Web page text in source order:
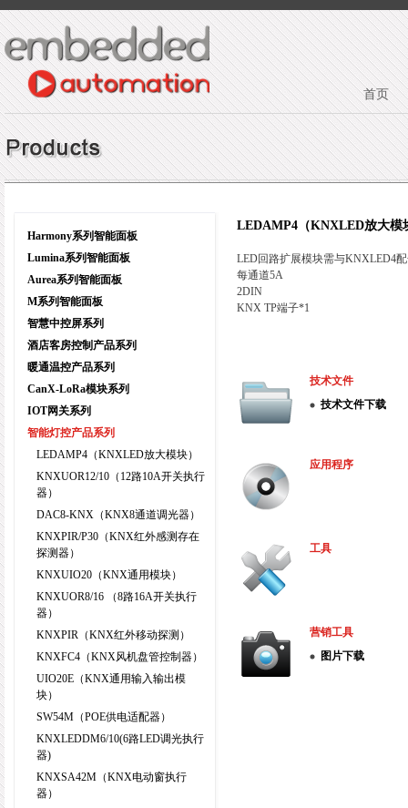
首页
Harmony系列智能面板
Lumina系列智能面板
Aurea系列智能面板
M系列智能面板
智慧中控屏系列
酒店客房控制产品系列
暖通温控产品系列
CanX-LoRa模块系列
IOT网关系列
智能灯控产品系列
LEDAMP4（KNXLED放大模块）
KNXUOR12/10（12路10A开关执行
器）
DAC8-KNX（KNX8通道调光器）
KNXPIR/P30（KNX红外感测存在
探测器）
KNXUIO20（KNX通用模块）
KNXUOR8/16 （8路16A开关执行
器）
KNXPIR（KNX红外移动探测）
KNXFC4（KNX风机盘管控制器）
UIO20E（KNX通用输入输出模
块）
SW54M（POE供电适配器）
KNXLEDDM6/10(6路LED调光执行
器)
KNXSA42M（KNX电动窗执行
器）
LEDAMP4（KNXLED放大模
LED回路扩展模块需与KNXLED4
每通道5A
2DIN
KNX TP端子*1
技术文件
技术文件下载
应用程序
工具
营销工具
图片下载